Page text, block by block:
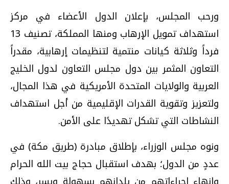
ورحب المجلس، بإعلان الدول الأعضاء في مركز
استهداف تمويل الإرهاب ومنها المملكة، تصنيف 13
فرداً وثلاثة كيانات منتمية لتنظيمات إرهابية، مقدراً
التعاون المثمر بين دول مجلس التعاون لدول الخليج
العربية والولايات المتحدة الأمريكية في هذا المجال،
ولتعزيز وتقوية القدرات الإقليمية من أجل استهداف
النشاطات التي تشكل تهديدًا على الأمن.
ونوه مجلس الوزراء، بإطلاق مبادرة (طريق مكة) في
عددٍ من الدول؛ بهدف استقبال حجاج بيت الله الحرام